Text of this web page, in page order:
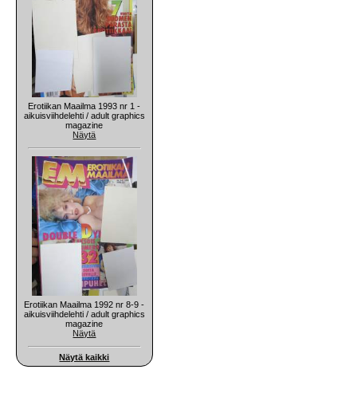
Erotiikan Maailma 1993 nr 1 -
aikuisviihdelehti / adult graphics
magazine
Näytä
Erotiikan Maailma 1992 nr 8-9 -
aikuisviihdelehti / adult graphics
magazine
Näytä
Näytä kaikki